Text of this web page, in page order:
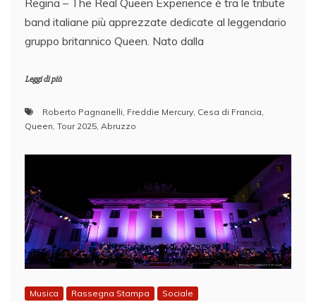
band italiane più apprezzate dedicate al leggendario
gruppo britannico Queen. Nato dalla
Leggi di più
Roberto Pagnanelli Freddie Mercury Cesa di Francia
Queen Tour 2025 Abruzzo
Musica Rassegna Stampa Sociale